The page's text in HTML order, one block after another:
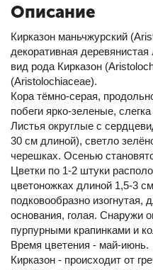
Описание
Кирказон маньчжурский
декоративная
вид рода Кирказон
(Aristolochiaceae).
Кора тёмно-серая,
побеги ярко-зеленые,
Листья округлые с
30 см длиной), светло
черешках. Осенью
Цветки по 1-2 штуки
цветоножках длиной 1,5-3
подковообразно изогнутая,
основания, голая. Снаружи
пурпурными крапинками и
Время цветения - май-июнь.
Кирказон - происходит от